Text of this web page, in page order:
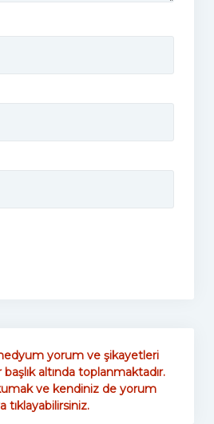
yorum ve şikayetleri
altında toplanmaktadır.
ve kendiniz de yorum
tıklayabilirsiniz.